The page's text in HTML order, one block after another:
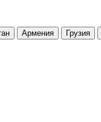
Армения Грузия